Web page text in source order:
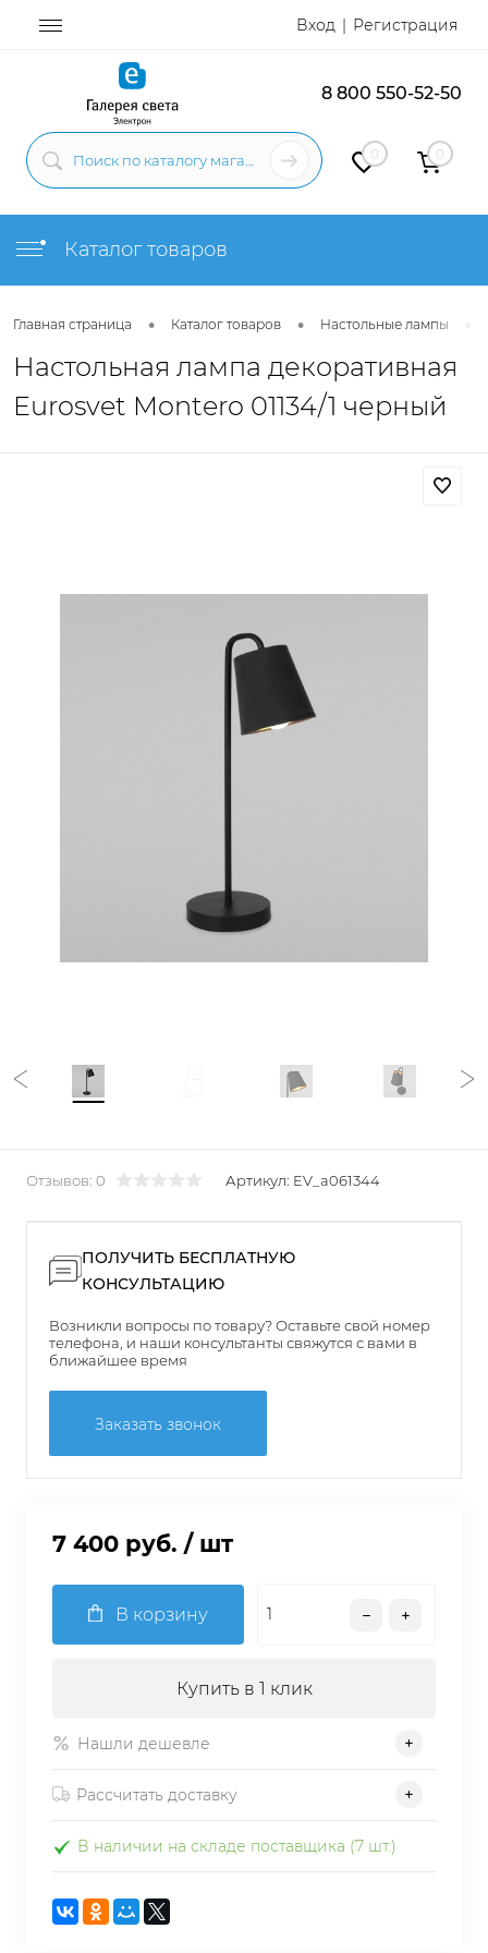
Вход Регистрация
8 800 550-52-50
0 0
Каталог товаров
Главная страница • Каталог товаров • Настольные лампы
Настольная лампа декоративная
Eurosvet Montero 01134/1 черный
Отзывов: 0 Артикул: EV_a061344
ПОЛУЧИТЬ БЕСПЛАТНУЮ
КОНСУЛЬТАЦИЮ
Возникли вопросы по товару? Оставьте свой номер
телефона, и наши консультанты свяжутся с вами в
ближайшее время
Заказать звонок
7 400 руб. / шт
В корзину
Купить в 1 клик
Нашли дешевле
Рассчитать доставку
В наличии на складе поставщика (7 шт.)